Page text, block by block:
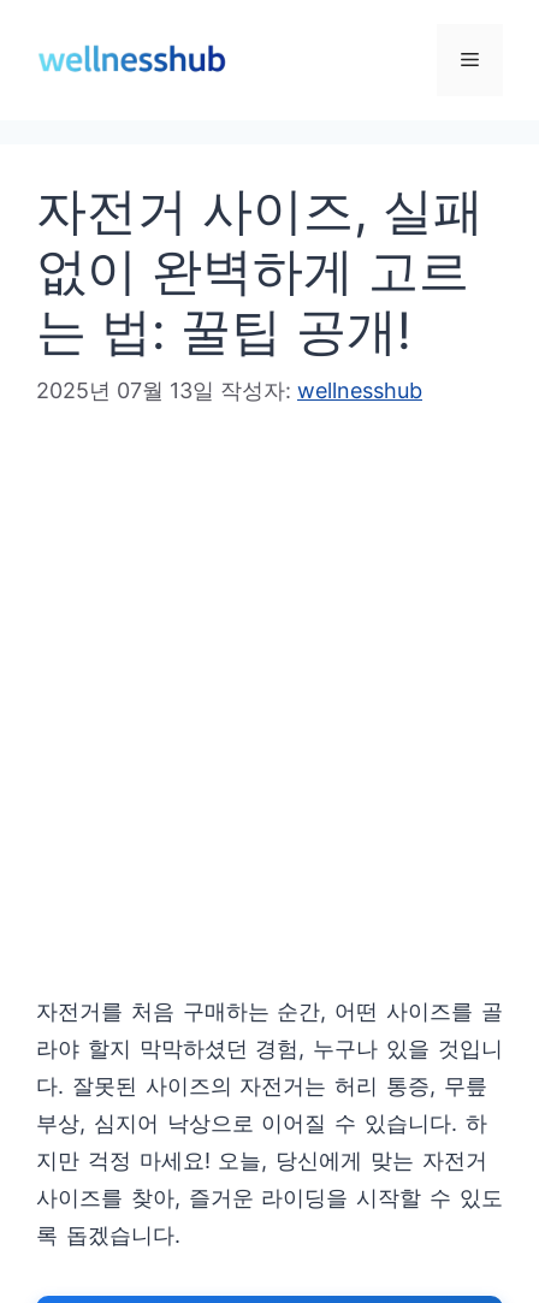
메
자전거 사이즈, 실패
없이 완벽하게 고르
는 법: 꿀팁 공개!
2025년 07월 13일 작성자: wellnesshub
자전거를 처음 구매하는 순간, 어떤 사이즈를 골
라야 할지 막막하셨던 경험, 누구나 있을 것입니
다. 잘못된 사이즈의 자전거는 허리 통증, 무릎
부상, 심지어 낙상으로 이어질 수 있습니다. 하
지만 걱정 마세요! 오늘, 당신에게 맞는 자전거
사이즈를 찾아, 즐거운 라이딩을 시작할 수 있도
록 돕겠습니다.